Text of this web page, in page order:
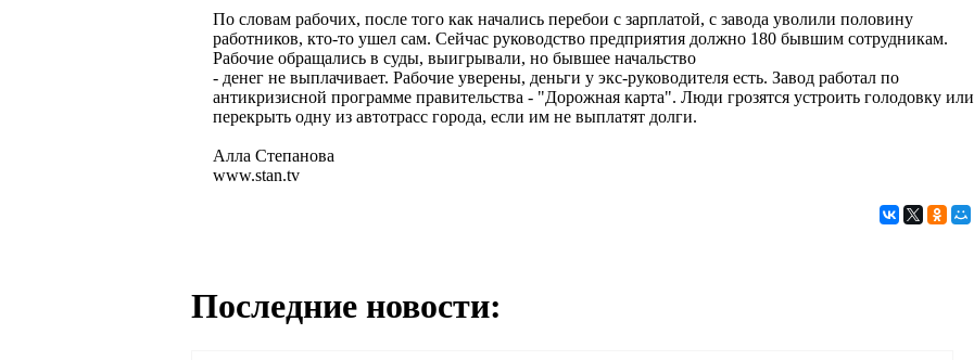
По словам рабочих, после того как начались перебои с зарплатой, с завода уволили половину
работников, кто-то ушел сам. Сейчас руководство предприятия должно 180 бывшим сотрудникам.
Рабочие обращались в суды, выигрывали, но бывшее начальство
- денег не выплачивает. Рабочие уверены, деньги у экс-руководителя есть. Завод работал по
антикризисной программе правительства - "Дорожная карта". Люди грозятся устроить голодовку или
перекрыть одну из автотрасс города, если им не выплатят долги.
Алла Степанова
www.stan.tv
Последние новости: